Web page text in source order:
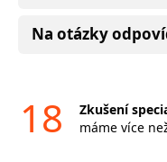
Na otázky
18
Zkušení
máme více